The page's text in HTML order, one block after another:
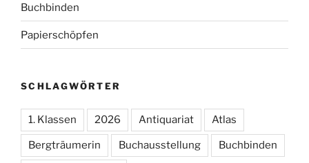
Buchbinden
Papierschöpfen
SCHLAGWÖRTER
1. Klassen 2026 Antiquariat Atlas
Bergträumerin Buchausstellung Buchbinden